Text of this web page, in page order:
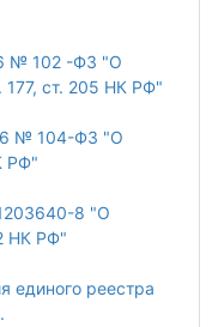
№ 102 -ФЗ "О
177, ст. 205 НК РФ"
№ 104-ФЗ "О
РФ"
8 "О
НК РФ"
единого реестра